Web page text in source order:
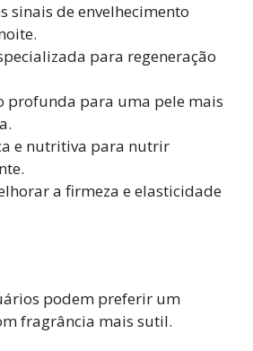
sinais de envelhecimento
para regeneração
profunda para uma pele mais
e nutritiva para nutrir
a firmeza e elasticidade
podem preferir um
fragrância mais sutil.